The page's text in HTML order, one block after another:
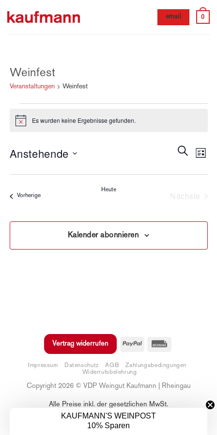
Inhalt
email 0
Weinfest
Veranstaltungen Weinfest
HinweisEs wurden keine Ergebnisse gefunden.
Such-
Suche
Liste
Anstehende
VorherigeVeranstaltungen
Heute
Nächste
Kalender abonnieren
Vertrag widerrufen PayPal
Impressum Datenschutz AGB
Zahlungsbedingungen
Widerrufsbelehrung
Copyright 2026 © VDP Weingut Kaufmann | Rheingau
Alle Preise inkl. der gesetzlichen MwSt.
KAUFMANN'S WEINPOST
10% Sparen